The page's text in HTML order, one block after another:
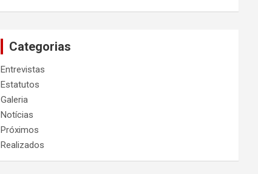
Categorias
Entrevistas
Estatutos
Galeria
Notícias
Próximos
Realizados